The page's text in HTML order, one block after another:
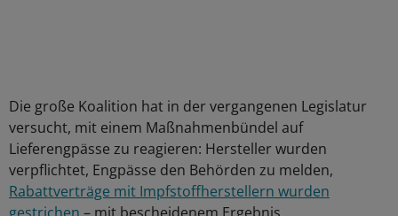
Die große Koalition hat in der vergangenen Legislatur
versucht, mit einem Maßnahmenbündel auf
Lieferengpässe zu reagieren: Hersteller wurden
verpflichtet, Engpässe den Behörden zu melden,
Rabattverträge mit Impfstoffherstellern wurden